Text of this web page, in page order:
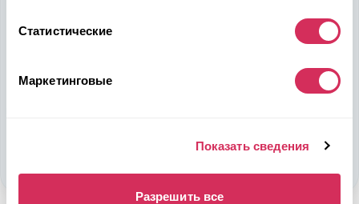
Статистические
Маркетинговые
Показать сведения
Разрешить все
Казахстана станет эрой больших возможностей
казахстанцев, чтобы реализовать свой потенциал в
Стать партнером